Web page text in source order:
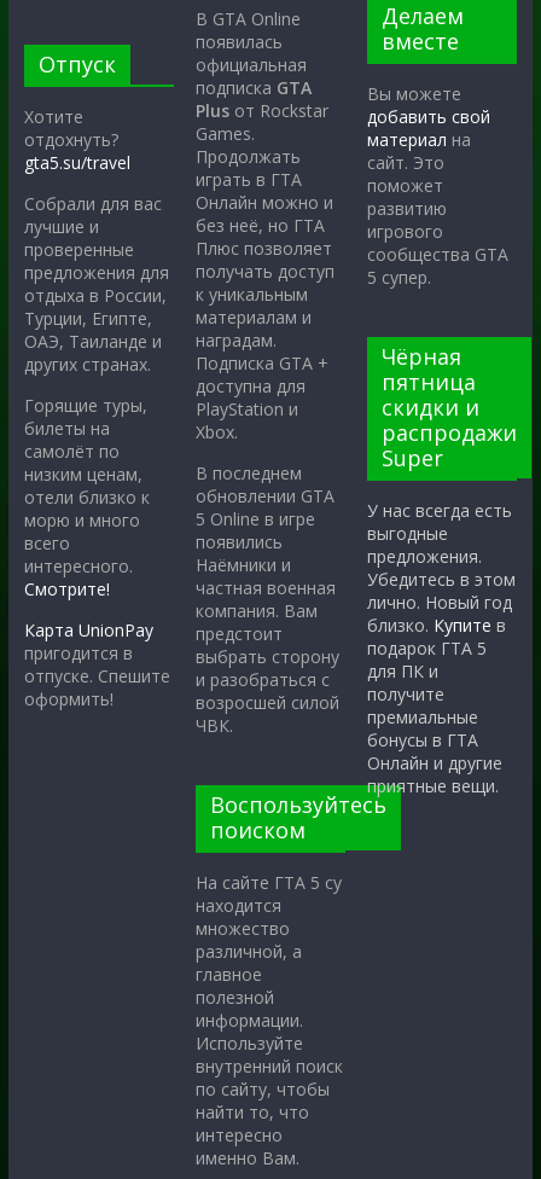
Отпуск
Хотите
отдохнуть?
gta5.su/travel
Собрали для вас
лучшие и
проверенные
предложения для
отдыха в России,
Турции, Египте,
ОАЭ, Таиланде и
других странах.
Горящие туры,
билеты на
самолёт по
низким ценам,
отели близко к
морю и много
всего
интересного.
Смотрите!
Карта UnionPay
пригодится в
отпуске. Спешите
оформить!
В GTA Online
появилась
официальная
подписка GTA
Plus от Rockstar
Games.
Продолжать
играть в ГТА
Онлайн можно и
без неё, но ГТА
Плюс позволяет
получать доступ
к уникальным
материалам и
наградам.
Подписка GTA +
доступна для
PlayStation и
Xbox.
В последнем
обновлении GTA
5 Online в игре
появились
Наёмники и
частная военная
компания. Вам
предстоит
выбрать сторону
и разобраться с
возросшей силой
ЧВК.
Воспользуйтесь
поиском
На сайте ГТА 5 су
находится
множество
различной, а
главное
полезной
информации.
Используйте
внутренний поиск
по сайту, чтобы
найти то, что
интересно
именно Вам.
Делаем
вместе
Вы можете
добавить свой
материал на
сайт. Это
поможет
развитию
игрового
сообщества GTA
5 супер.
Чёрная
пятница
скидки и
распродажи
Super
У нас всегда есть
выгодные
предложения.
Убедитесь в этом
лично. Новый год
близко. Купите в
подарок ГТА 5
для ПК и
получите
премиальные
бонусы в ГТА
Онлайн и другие
приятные вещи.